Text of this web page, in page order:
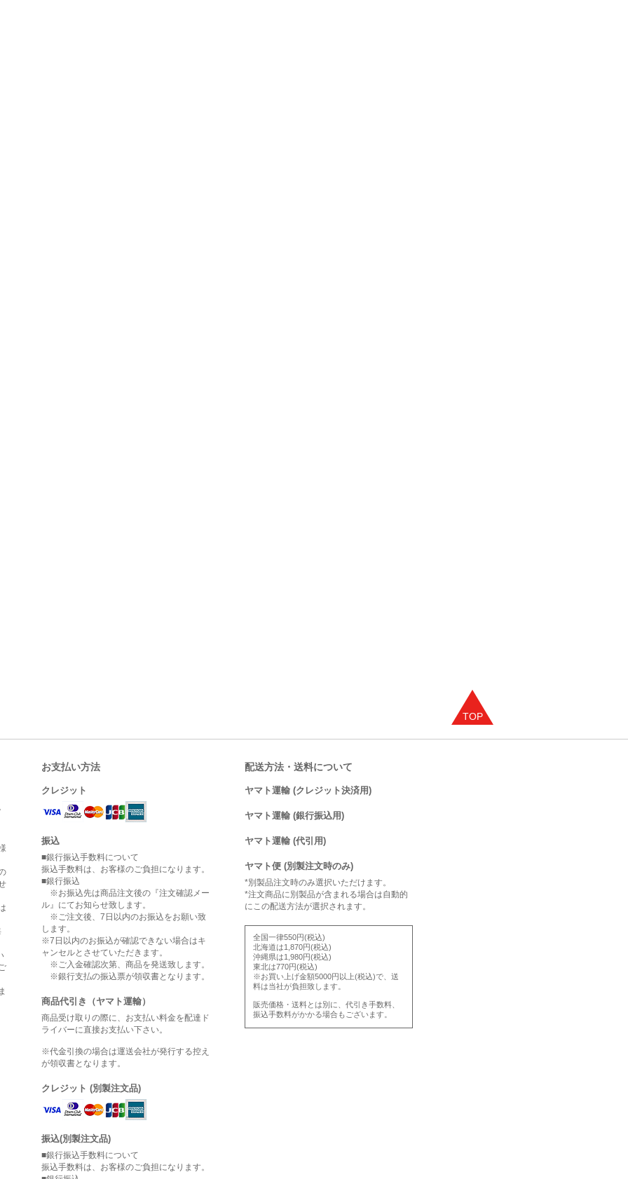
お支払い方法
クレジット
振込
■銀行振込手数料について
振込手数料は、お客様のご負担になります。
■銀行振込
※お振込先は商品注文後の『注文確認メー
ル』にてお知らせ致します。
※ご注文後、7日以内のお振込をお願い致
します。
※7日以内のお振込が確認できない場合はキ
ャンセルとさせていただきます。
※ご入金確認次第、商品を発送致します。
※銀行支払の振込票が領収書となります。
商品代引き（ヤマト運輸）
商品受け取りの際に、お支払い料金を配達ド
ライバーに直接お支払い下さい。
※代金引換の場合は運送会社が発行する控え
が領収書となります。
クレジット (別製注文品)
振込(別製注文品)
■銀行振込手数料について
振込手数料は、お客様のご負担になります。
配送方法・送料について
ヤマト運輸 (クレジット決済用)
ヤマト運輸 (銀行振込用)
ヤマト運輸 (代引用)
ヤマト便 (別製注文時のみ)
*別製品注文時のみ選択いただけます。
*注文商品に別製品が含まれる場合は自動的
にこの配送方法が選択されます。
全国一律550円(税込)
北海道は1,870円(税込)
沖縄県は1,980円(税込)
東北は770円(税込)
※お買い上げ金額5000円以上(税込)で、送
料は当社が負担致します。
販売価格・送料とは別に、代引き手数料、
振込手数料がかかる場合もございます。